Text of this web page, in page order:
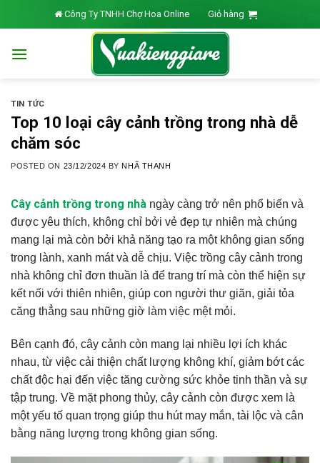
to
Công Ty TNHH Chợ Hoa Online Giỏ hàng
TIN TỨC
Top 10 loại cây cảnh trồng trong nhà dễ
chăm sóc
POSTED ON 23/12/2024 BYNHÃ THANH
Cây cảnh trồng trong nhà ngày càng trở nên phổ biến và
được yêu thích, không chỉ bởi vẻ đẹp tự nhiên mà chúng
mang lại mà còn bởi khả năng tạo ra một không gian sống
trong lành, xanh mát và dễ chịu. Việc trồng cây cảnh trong
nhà không chỉ đơn thuần là để trang trí mà còn thể hiện sự
kết nối với thiên nhiên, giúp con người thư giãn, giải tỏa
căng thẳng sau những giờ làm việc mệt mỏi.
Bên cạnh đó, cây cảnh còn mang lại nhiều lợi ích khác
nhau, từ việc cải thiện chất lượng không khí, giảm bớt các
chất độc hại đến việc tăng cường sức khỏe tinh thần và sự
tập trung. Về mặt phong thủy, cây cảnh còn được xem là
một yếu tố quan trọng giúp thu hút may mắn, tài lộc và cân
bằng năng lượng trong không gian sống.